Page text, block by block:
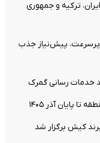
ترکیه و جمهوری
پرسرعت، پیش‌نیاز جذب
خدمات رسانی گمرک
پایان آذر ۱۴۰۵
کیش برگزار شد